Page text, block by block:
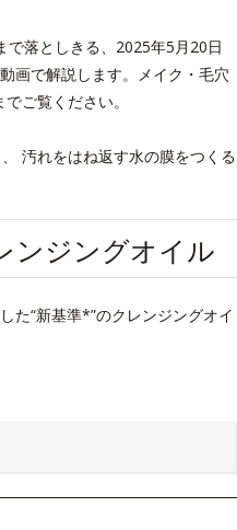
落としきる、2025年5月20日
画で解説します。メイク・毛穴
ご覧ください。
汚れをはね返す水の膜をつくる
ンジングオイル
た“新基準*”のクレンジングオイ